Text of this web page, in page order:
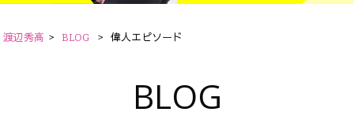
渡辺秀高 > BLOG > 偉人エピソード
BLOG